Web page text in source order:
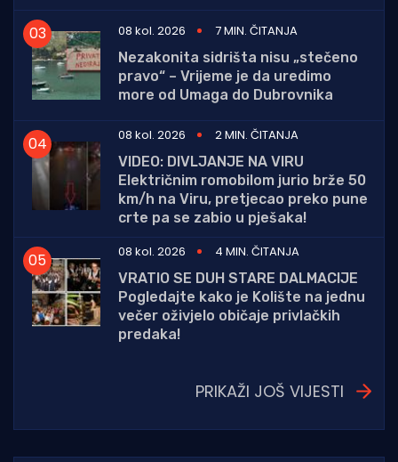
08 kol. 2026
7 MIN. ČITANJA
Nezakonita sidrišta nisu „stečeno
pravo“ – Vrijeme je da uredimo
more od Umaga do Dubrovnika
08 kol. 2026
2 MIN. ČITANJA
VIDEO: DIVLJANJE NA VIRU
Električnim romobilom jurio brže 50
km/h na Viru, pretjecao preko pune
crte pa se zabio u pješaka!
08 kol. 2026
4 MIN. ČITANJA
VRATIO SE DUH STARE DALMACIJE
Pogledajte kako je Kolište na jednu
večer oživjelo običaje privlačkih
predaka!
PRIKAŽI JOŠ VIJESTI